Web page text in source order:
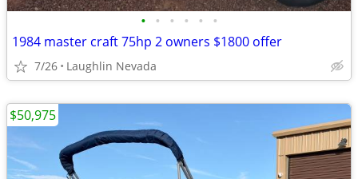
• • • • • •
1984 master craft 75hp 2 owners $1800 offer
7/26 Laughlin Nevada
$50,975